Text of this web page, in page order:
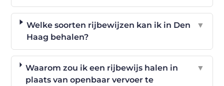
Welke soorten rijbewijzen kan ik in Den
Haag behalen?
▼
Waarom zou ik een rijbewijs halen in
plaats van openbaar vervoer te
▼